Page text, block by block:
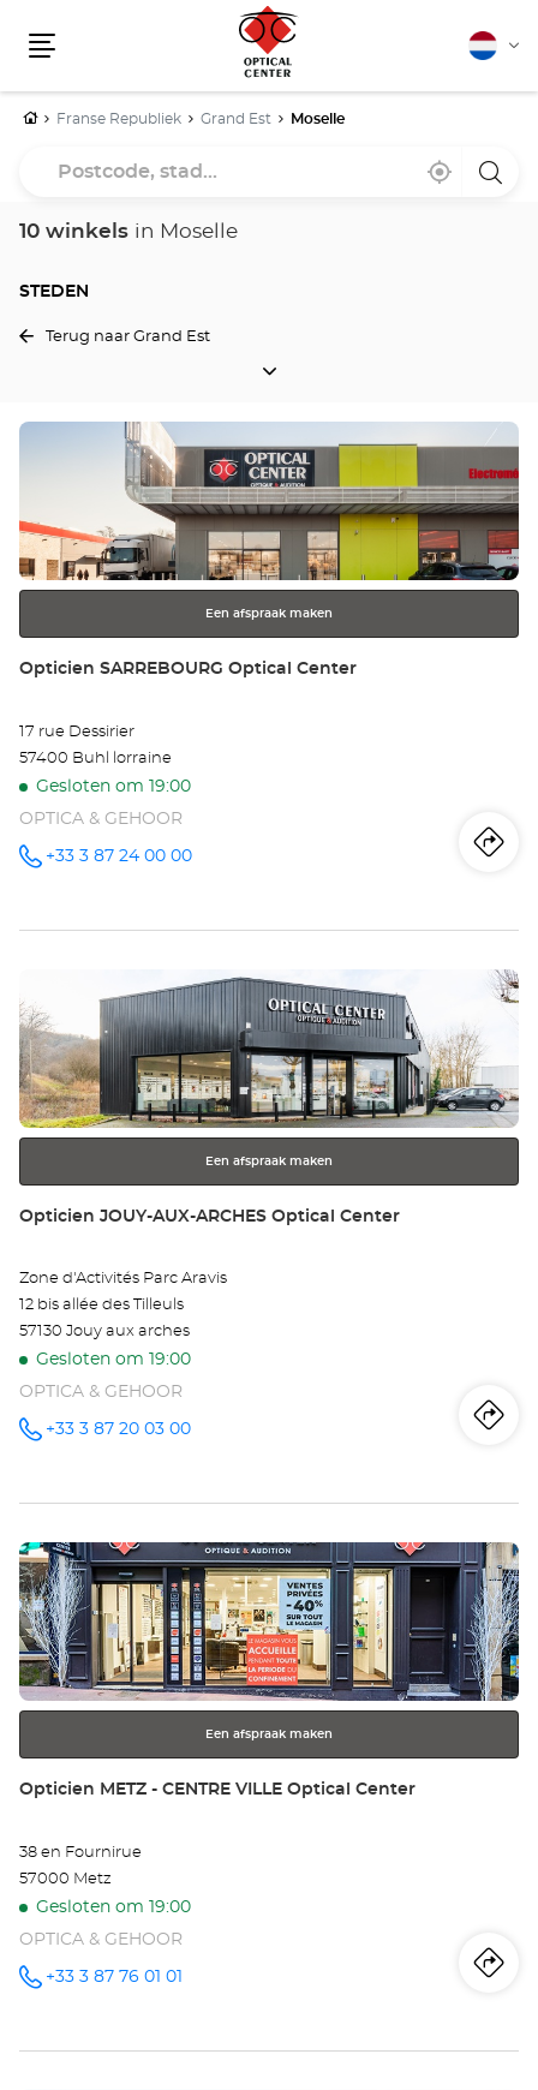
HomeFranse Republiek Grand Est Moselle
Bij
,
een
10 winkels in Moselle
STEDEN
STEDEN
Terug naar Grand Est
Druk
toets
voor
meer
Een afspraak maken
Winkel:
Opticien SARREBOURG Optical Center
17 rue Dessirier
57400 Buhl lorraine
Gesloten om 19:00
OPTICA & GEHOOR
telefoonnummer
+33 3 87 24 00 00
op
de
ENTER
toets
voor
meer
Een afspraak maken
Winkel:
Opticien JOUY-AUX-ARCHES Optical Center
Zone d'Activités Parc Aravis
12 bis allée des Tilleuls
57130 Jouy aux arches
Gesloten om 19:00
OPTICA & GEHOOR
telefoonnummer
+33 3 87 20 03 00
Druk
op
de
ENTER
toets
voor
meer
Een afspraak maken
Winkel:
Opticien METZ - CENTRE VILLE Optical Center
38 en Fournirue
57000 Metz
Gesloten om 19:00
OPTICA & GEHOOR
telefoonnummer
+33 3 87 76 01 01